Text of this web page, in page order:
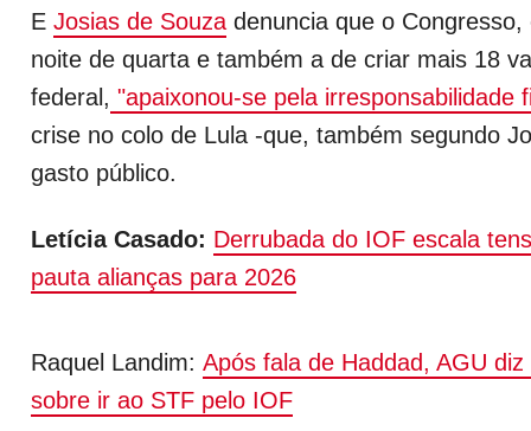
E Josias de Souza denuncia que o
noite de quarta e também a de criar mais 18
federal, "apaixonou-se pela irresponsabilidade
crise no colo de Lula -que, também segundo
gasto público.
Letícia Casado: Derrubada do IOF escala
pauta alianças para 2026
Raquel Landim: Após fala de Haddad, AGU
sobre ir ao STF pelo IOF